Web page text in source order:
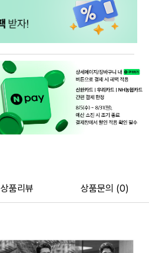
상품리뷰 상품문의 (0)